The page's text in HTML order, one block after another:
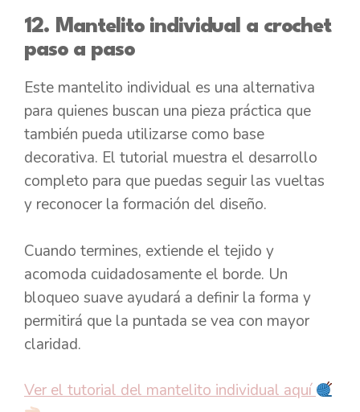
12. Mantelito individual a crochet
paso a paso
Este mantelito individual es una alternativa
para quienes buscan una pieza práctica que
también pueda utilizarse como base
decorativa. El tutorial muestra el desarrollo
completo para que puedas seguir las vueltas
y reconocer la formación del diseño.
Cuando termines, extiende el tejido y
acomoda cuidadosamente el borde. Un
bloqueo suave ayudará a definir la forma y
permitirá que la puntada se vea con mayor
claridad.
Ver el tutorial del mantelito individual aquí